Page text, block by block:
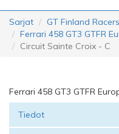
Sarjat
GT Finland Racers
Ferrari 458 GT3 GTFR
Circuit Sainte Croix - C
Ferrari 458 GT3 GTFR
Tiedot